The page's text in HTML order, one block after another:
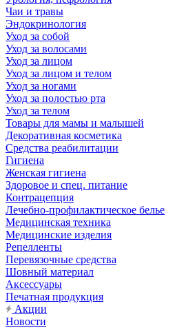
Чаи и травы
Эндокринология
Уход за собой
Уход за волосами
Уход за лицом
Уход за лицом и телом
Уход за ногами
Уход за полостью рта
Уход за телом
Товары для мамы и малышей
Декоративная косметика
Средства реабилитации
Гигиена
Женская гигиена
Здоровое и спец. питание
Контрацепция
Лечебно-профилактическое белье
Медицинская техника
Медицинские изделия
Репелленты
Перевязочные средства
Шовный материал
Аксессуары
Печатная продукция
Акции
Новости